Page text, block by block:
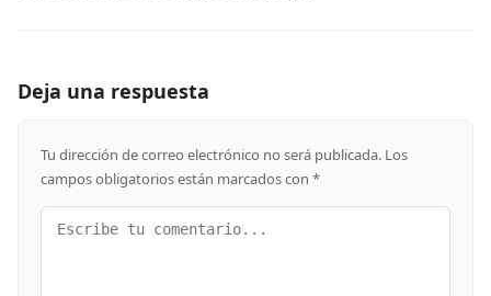
Deja una respuesta
Tu dirección de correo electrónico no será publicada. Los
campos obligatorios están marcados con *